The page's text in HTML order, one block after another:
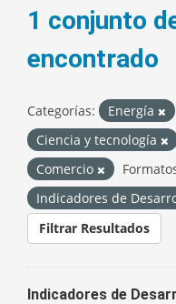
1 conjunto
encontrado
Categorías: Energía
Ciencia y tecnología
Comercio
Indicadores de
Filtrar Resultados
Indicadores de